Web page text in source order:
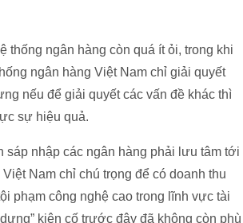
thống ngân hàng còn quá ít ỏi, trong khi
ngân hàng Việt Nam chỉ giải quyết
nếu để giải quyết các vấn đề khác thì
sự hiệu quả.
nhập các ngân hàng phải lưu tâm tới
Nam chỉ chú trọng để có doanh thu
phạm công nghệ cao trong lĩnh vực tài
kiên cố trước đây đã không còn phù